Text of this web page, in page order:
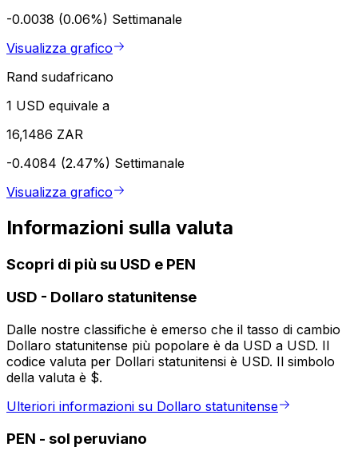
-0.0038 (0.06%) Settimanale
Visualizza grafico
Rand sudafricano
1 USD equivale a
16,1486 ZAR
-0.4084 (2.47%) Settimanale
Visualizza grafico
Informazioni sulla valuta
Scopri di più su USD e PEN
USD - Dollaro statunitense
Dalle nostre classifiche è emerso che il tasso di cambio
Dollaro statunitense più popolare è da USD a USD. Il
codice valuta per Dollari statunitensi è USD. Il simbolo
della valuta è $.
Ulteriori informazioni su Dollaro statunitense
PEN - sol peruviano